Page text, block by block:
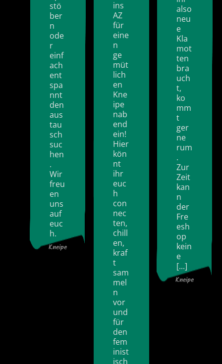
stö
ber
n
ode
r
einf
ach
ent
spa
nnt
den
aus
tau
sch
suc
hen
.
Wir
freu
en
uns
auf
euc
h.
Kneipe
ins
AZ
für
eine
n
ge
müt
lich
en
Kne
ipe
nab
end
ein!
Hier
kön
nt
ihr
euc
h
con
nec
ten,
chill
en,
kraf
t
sam
mel
n
vor
und
für
den
fem
inist
isch
also
neu
e
Kla
mot
ten
bra
uch
t,
ko
mm
t
ger
ne
rum
.
Zur
Zeit
kan
n
der
Fre
esh
op
kein
e
[...]
Kneipe